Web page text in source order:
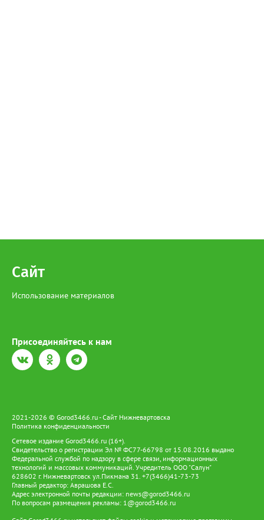
Сайт
Использование материалов
Присоединяйтесь к нам
2021-2026 © Gorod3466.ru - Сайт Нижневартовска
Политика конфиденциальности
Сетевое издание Gorod3466.ru (16+).
Свидетельство о регистрации Эл № ФС77-66798 от 15.08.2016 выдано
Федеральной службой по надзору в сфере связи, информационных
технологий и массовых коммуникаций. Учредитель ООО "Салун"
628602 г. Нижневартовск ул.Пикмана 31. +7(3466)41-73-73
Главный редактор: Аврашова Е.С.
Адрес электронной почты редакции: news@gorod3466.ru
По вопросам размещения рекламы: 1@gorod3466.ru